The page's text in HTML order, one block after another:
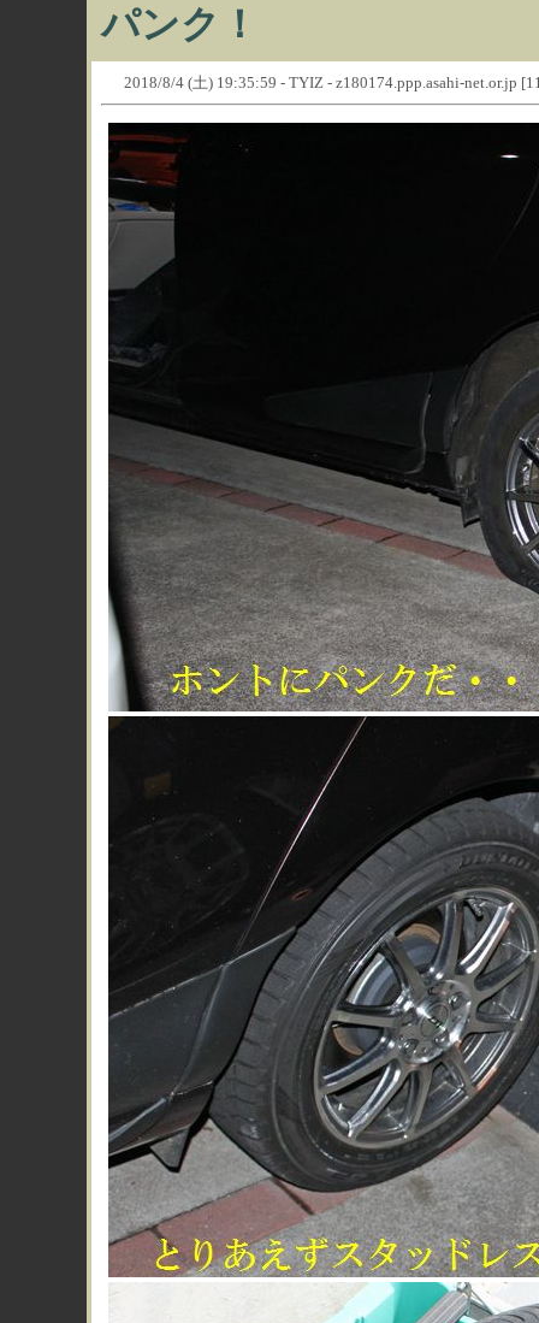
パンク！
2018/8/4 (土) 19:35:59 - TYIZ - z180174.ppp.asahi-net.or.jp